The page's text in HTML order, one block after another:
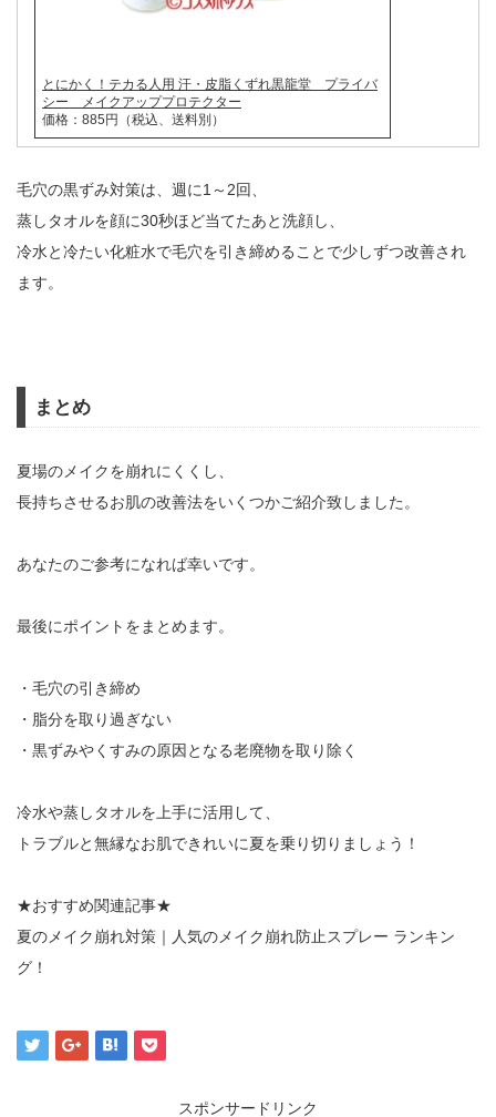
とにかく！テカる人用 汗・皮脂くずれ黒龍堂 プライバ
シー メイクアッププロテクター
価格：885円（税込、送料別）
毛穴の黒ずみ対策は、週に1～2回、
蒸しタオルを顔に30秒ほど当てたあと洗顔し、
冷水と冷たい化粧水で毛穴を引き締めることで少しずつ改善され
ます。
まとめ
夏場のメイクを崩れにくくし、
長持ちさせるお肌の改善法をいくつかご紹介致しました。
あなたのご参考になれば幸いです。
最後にポイントをまとめます。
・毛穴の引き締め
・脂分を取り過ぎない
・黒ずみやくすみの原因となる老廃物を取り除く
冷水や蒸しタオルを上手に活用して、
トラブルと無縁なお肌できれいに夏を乗り切りましょう！
★おすすめ関連記事★
夏のメイク崩れ対策｜人気のメイク崩れ防止スプレー ランキン
グ！
スポンサードリンク